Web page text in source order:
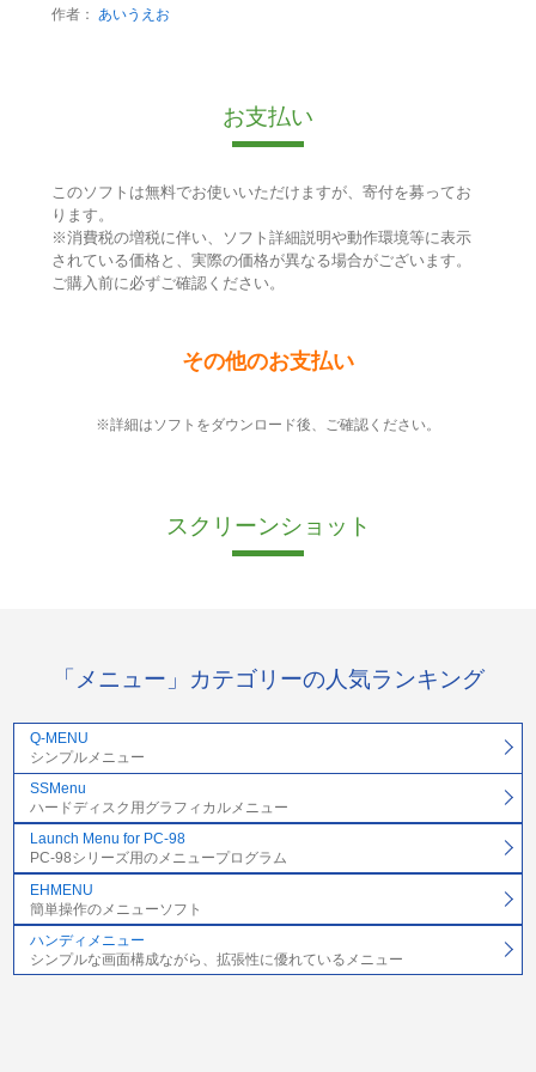
作者： あいうえお
お支払い
このソフトは無料でお使いいただけますが、寄付を募ってお
ります。
※消費税の増税に伴い、ソフト詳細説明や動作環境等に表示
されている価格と、実際の価格が異なる場合がございます。
ご購入前に必ずご確認ください。
その他のお支払い
※詳細はソフトをダウンロード後、ご確認ください。
スクリーンショット
「メニュー」カテゴリーの人気ランキング
Q-MENU
シンプルメニュー
SSMenu
ハードディスク用グラフィカルメニュー
Launch Menu for PC-98
PC-98シリーズ用のメニュープログラム
EHMENU
簡単操作のメニューソフト
ハンディメニュー
シンプルな画面構成ながら、拡張性に優れているメニュー